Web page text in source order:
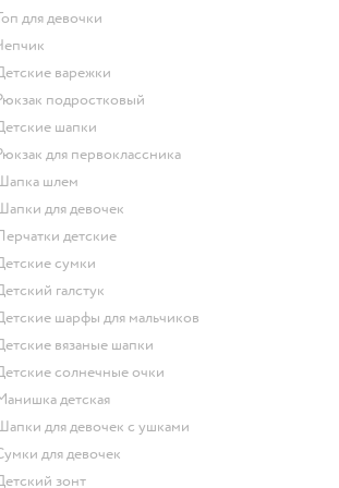
Топ для девочки
Чепчик
Детские варежки
Рюкзак подростковый
Детские шапки
Рюкзак для первоклассника
Шапка шлем
Шапки для девочек
Перчатки детские
Детские сумки
Детский галстук
Детские шарфы для мальчиков
Детские вязаные шапки
Детские солнечные очки
Манишка детская
Шапки для девочек с ушками
Сумки для девочек
Детский зонт